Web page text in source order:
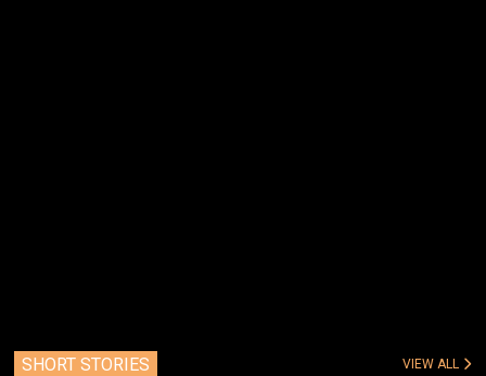
SHORT STORIES VIEW ALL